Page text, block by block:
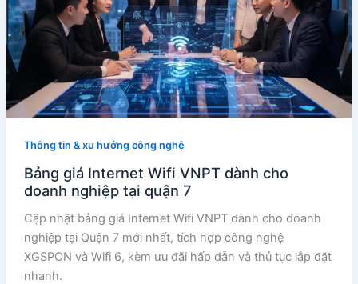
Thông tin & xu hướng công nghệ
Bảng giá Internet Wifi VNPT dành cho
doanh nghiệp tại quận 7
Cập nhật bảng giá Internet Wifi VNPT dành cho doanh
nghiệp tại Quận 7 mới nhất, tích hợp công nghệ
XGSPON và Wifi 6, kèm ưu đãi hấp dẫn và thủ tục lắp đặt
nhanh.